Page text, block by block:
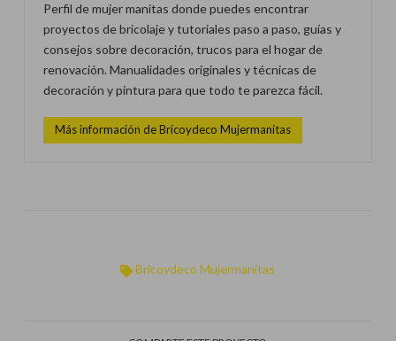
Perfil de mujer manitas donde puedes encontrar
proyectos de bricolaje y tutoriales paso a paso, guías y
consejos sobre decoración, trucos para el hogar de
renovación. Manualidades originales y técnicas de
decoración y pintura para que todo te parezca fácil.
Más información de Bricoydeco Mujermanitas
Bricoydeco Mujermanitas